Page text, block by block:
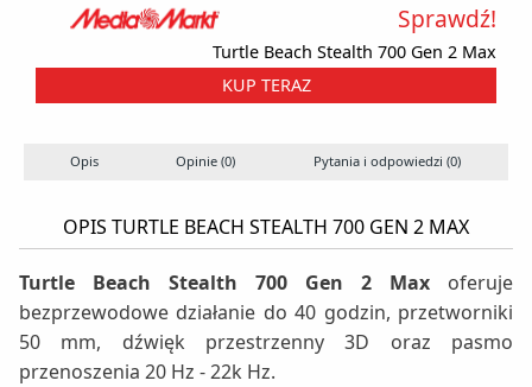
Turtle Beach Stealth 700 Gen 2 Max
Sprawdź!
KUP TERAZ
Opis Opinie (0) Pytania i odpowiedzi (0)
OPIS TURTLE BEACH STEALTH 700 GEN 2 MAX
Turtle Beach Stealth 700 Gen 2 Max oferuje
bezprzewodowe działanie do 40 godzin, przetworniki
50 mm, dźwięk przestrzenny 3D oraz pasmo
przenoszenia 20 Hz - 22k Hz.